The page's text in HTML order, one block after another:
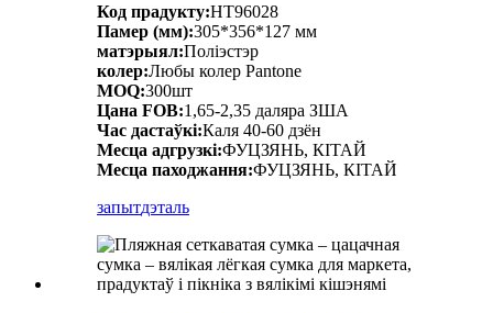
Код прадукту:HT96028
Памер (мм):305*356*127 мм
матэрыял:Поліэстэр
колер:Любы колер Pantone
MOQ:300шт
Цана FOB:1,65-2,35 даляра ЗША
Час дастаўкі:Каля 40-60 дзён
Месца адгрузкі:ФУЦЗЯНЬ, КІТАЙ
Месца паходжання:ФУЦЗЯНЬ, КІТАЙ
запытдэталь